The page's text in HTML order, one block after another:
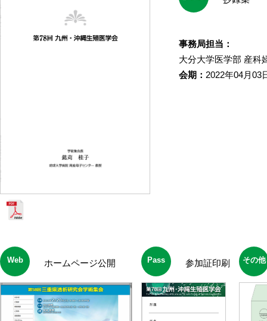
事務局担当：
大分大学医学部 産科
会期： 2022年04月03
Web ホームページ公開 Pass 参加証印刷 その他